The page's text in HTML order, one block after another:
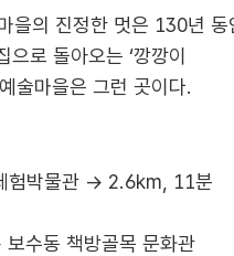
을의 진정한 멋은 130년 동
로 돌아오는 ‘깡깡이
술마을은 그런 곳이다.
험박물관 → 2.6km, 11분
수동 책방골목 문화관